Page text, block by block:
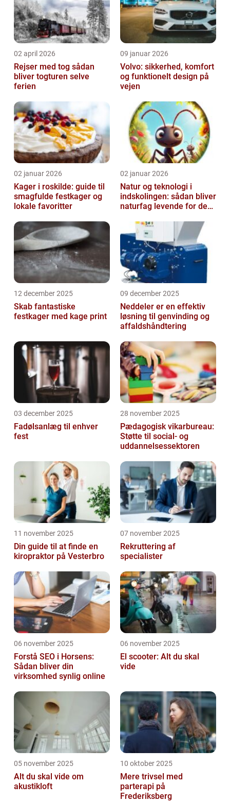
02 april 2026
Rejser med tog sådan
bliver togturen selve
ferien
09 januar 2026
Volvo: sikkerhed, komfort
og funktionelt design på
vejen
02 januar 2026
Kager i roskilde: guide til
smagfulde festkager og
lokale favoritter
02 januar 2026
Natur og teknologi i
indskolingen: sådan bliver
naturfag levende for de
12 december 2025
Skab fantastiske
festkager med kage print
09 december 2025
Neddeler er en effektiv
løsning til genvinding og
affaldshåndtering
03 december 2025
Fadølsanlæg til enhver
fest
28 november 2025
Pædagogisk vikarbureau:
Støtte til social- og
uddannelsessektoren
11 november 2025
Din guide til at finde en
kiropraktor på Vesterbro
07 november 2025
Rekruttering af
specialister
06 november 2025
Forstå SEO i Horsens:
Sådan bliver din
virksomhed synlig online
06 november 2025
El scooter: Alt du skal
vide
05 november 2025
Alt du skal vide om
akustikloft
10 oktober 2025
Mere trivsel med
parterapi på
Frederiksberg